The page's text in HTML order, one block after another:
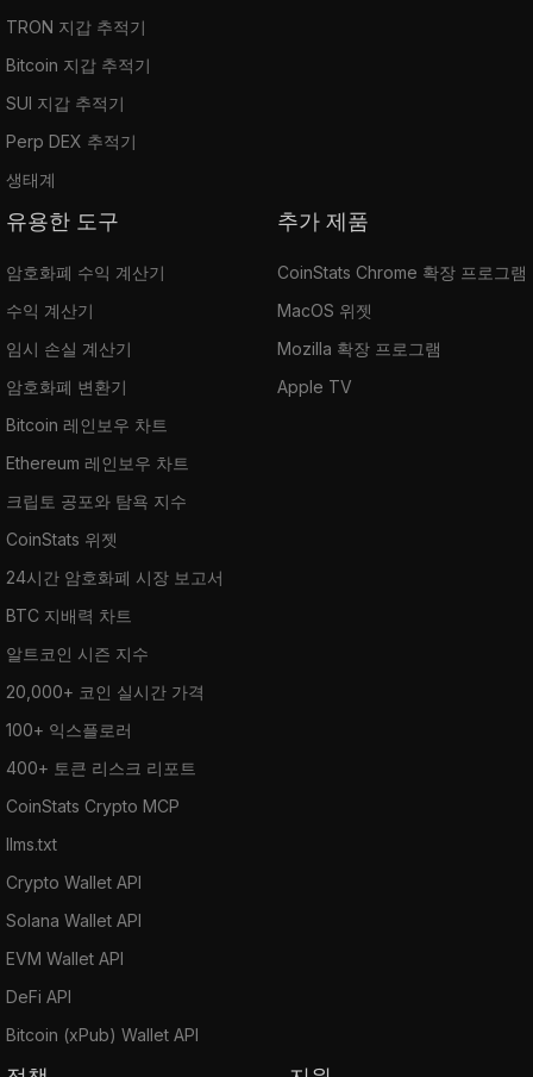
TRON 지갑 추적기
Bitcoin 지갑 추적기
SUI 지갑 추적기
Perp DEX 추적기
생태계
유용한 도구
암호화폐 수익 계산기
수익 계산기
임시 손실 계산기
암호화폐 변환기
Bitcoin 레인보우 차트
Ethereum 레인보우 차트
크립토 공포와 탐욕 지수
CoinStats 위젯
24시간 암호화폐 시장 보고서
BTC 지배력 차트
알트코인 시즌 지수
20,000+ 코인 실시간 가격
100+ 익스플로러
400+ 토큰 리스크 리포트
CoinStats Crypto MCP
llms.txt
Crypto Wallet API
Solana Wallet API
EVM Wallet API
DeFi API
Bitcoin (xPub) Wallet API
추가 제품
CoinStats Chrome 확장 프로그램
MacOS 위젯
Mozilla 확장 프로그램
Apple TV